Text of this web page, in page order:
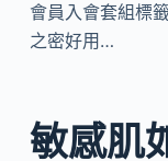
會員入會套組標
之密好用…
敏感肌